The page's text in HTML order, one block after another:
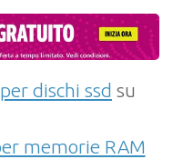
dischi ssd su
memorie RAM